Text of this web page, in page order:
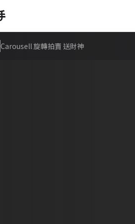
Carousell 旋轉拍賣 送財神